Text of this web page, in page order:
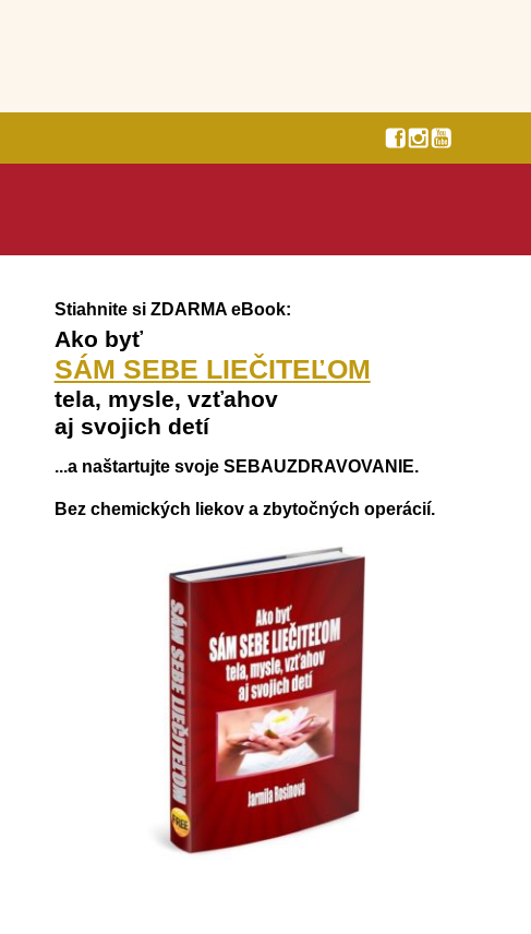
Stiahnite si ZDARMA eBook:
Ako byť
SÁM SEBE LIEČITEĽOM
tela, mysle, vzťahov
aj svojich detí
...a naštartujte svoje SEBAUZDRAVOVANIE.
Bez chemických liekov a zbytočných operácií.